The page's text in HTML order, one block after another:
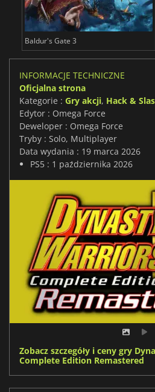
Baldur's Gate 3
INFORMACJE TECHNICZNE
Oficjalna strona
Kategorie : Gry akcji, Hack &
Edytor : Omega Force
Deweloper : Omega Force
Tryby : Solo, Multiplayer
Data wydania : 19 marca 2026
PS5 : 1 października 2026
Zobacz szczegóły i ceny gry
Complete Edition Remastered